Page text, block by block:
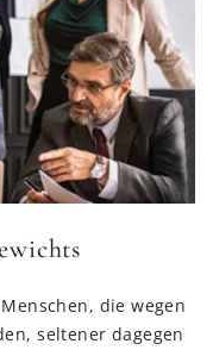
die wegen
seltener dagegen